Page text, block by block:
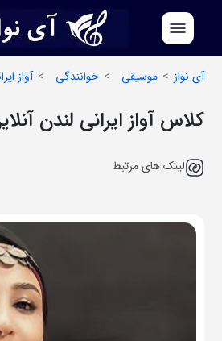
آی نواز
موسیقی خوانندگی آواز
کلاس آواز ایرانی لندن
لینک های مرتبط